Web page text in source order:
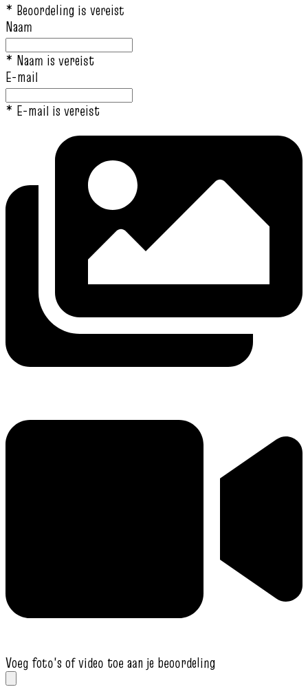
* Beoordeling is vereist
Naam
* Naam is vereist
E-mail
* E-mail is vereist
Voeg foto's of video toe aan je beoordeling